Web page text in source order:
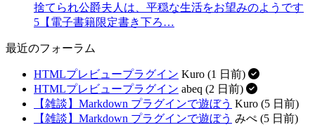
捨てられ公爵夫人は、平穏な生活をお望みのようです
5【電子書籍限定書き下ろ…
最近のフォーラム
HTMLプレビュープラグイン Kuro (1 日前)
HTMLプレビュープラグイン abeq (2 日前)
【雑談】Markdown プラグインで遊ぼう Kuro (5 日前)
【雑談】Markdown プラグインで遊ぼう みぺ (5 日前)